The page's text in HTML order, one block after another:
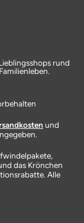
rund
und
das Krönchen
Alle